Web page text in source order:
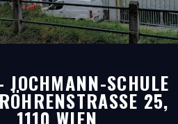
JOCHMANN-SCHULE
25, 1